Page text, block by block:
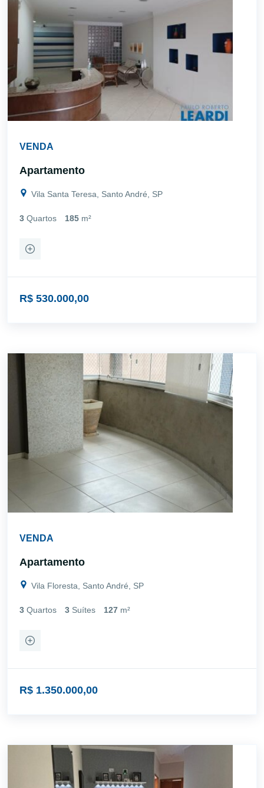
VENDA
Apartamento
Vila Santa Teresa, Santo André, SP
3 Quartos 185 m²
R$ 530.000,00
VENDA
Apartamento
Vila Floresta, Santo André, SP
3 Quartos 3 Suítes 127 m²
R$ 1.350.000,00